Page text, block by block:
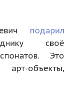
подарил
своё
Это
объекты,